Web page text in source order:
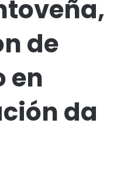
de
en
da